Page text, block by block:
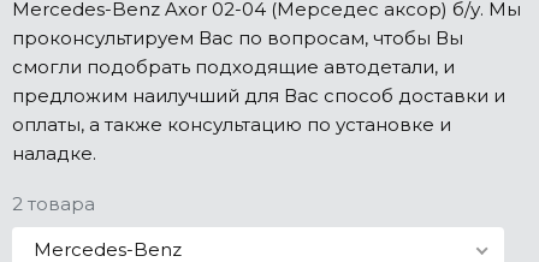
Mercedes-Benz Axor 02-04 (Мерседес аксор) б/у. Мы
проконсультируем Вас по вопросам, чтобы Вы
смогли подобрать подходящие автодетали, и
предложим наилучший для Вас способ доставки и
оплаты, а также консультацию по установке и
наладке.
2 товара
Mercedes-Benz